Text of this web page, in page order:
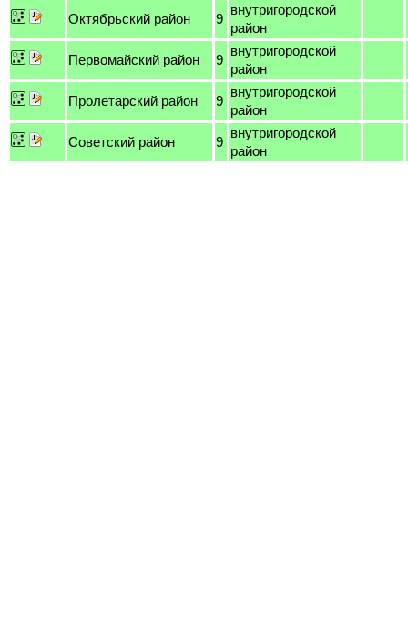
Октябрьский район 9
внутригородской
район
Первомайский район 9
внутригородской
район
Пролетарский район 9
внутригородской
район
Советский район 9
внутригородской
район